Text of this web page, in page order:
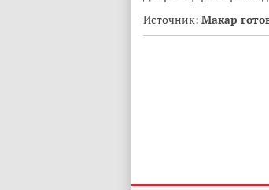
Источник: Макар